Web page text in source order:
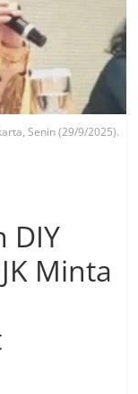
Senin (29/9/2025).
DIY
Minta